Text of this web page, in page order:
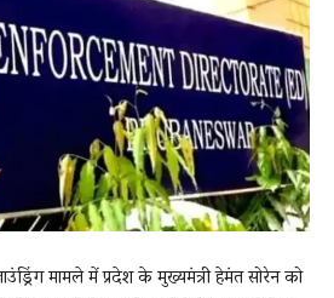
मामले में प्रदेश के मुख्यमंत्री हेमंत सोरेन को